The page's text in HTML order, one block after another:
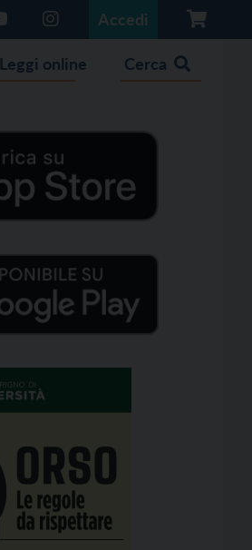
Accedi
Leggi online Cerca